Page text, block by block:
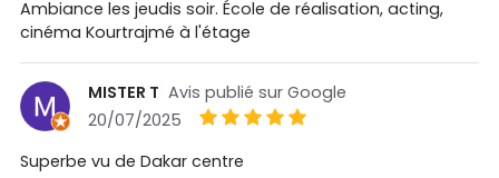
Ambiance les jeudis soir. École de réalisation, acting,
cinéma Kourtrajmé à l'étage
MISTER T Avis publié sur Google
20/07/2025
Superbe vu de Dakar centre